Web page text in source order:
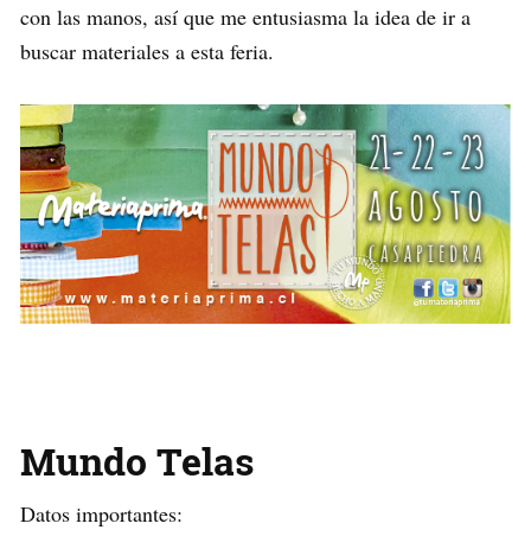
con las manos, así que me entusiasma la idea de ir a
buscar materiales a esta feria.
Mundo Telas
Datos importantes: